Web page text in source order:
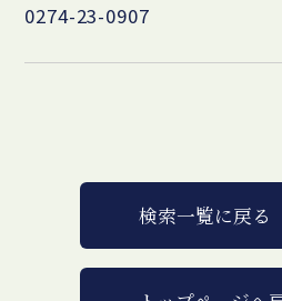
0274-23-0907
検索一覧に戻る